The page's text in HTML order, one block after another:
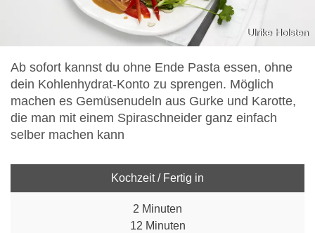
Ulrike Holsten
Ab sofort kannst du ohne Ende Pasta essen, ohne
dein Kohlenhydrat-Konto zu sprengen. Möglich
machen es Gemüsenudeln aus Gurke und Karotte,
die man mit einem Spiraschneider ganz einfach
selber machen kann
Kochzeit / Fertig in
2 Minuten
12 Minuten